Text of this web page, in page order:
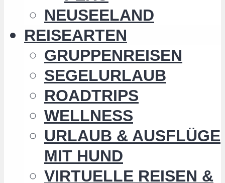
NEUSEELAND
REISEARTEN
GRUPPENREISEN
SEGELURLAUB
ROADTRIPS
WELLNESS
URLAUB & AUSFLÜGE
MIT HUND
VIRTUELLE REISEN &